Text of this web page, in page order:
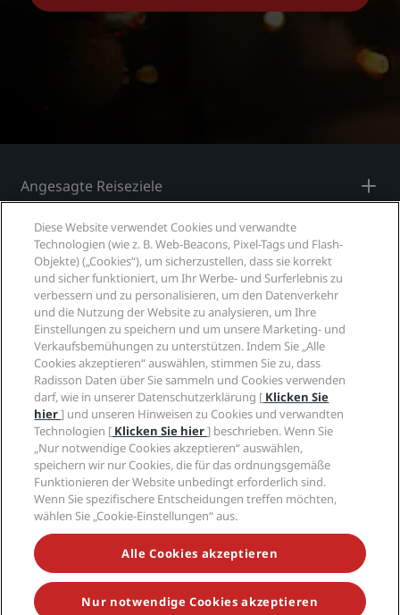
Angesagte Reiseziele
Quicklinks
Mitarbeiter der Reisebranche
Unternehmen
Rechtliches
Hilfe
Soziale Medien
Marken von Radisson Hotels
tiktokinstagram
youtubefacebook
whatsapp
pinterest
threadstwitterlinkedin
Diese Website verwendet Cookies und verwandte
Technologien (wie z. B. Web-Beacons, Pixel-Tags und Flash-
Objekte) („Cookies“), um sicherzustellen, dass sie korrekt
und sicher funktioniert, um Ihr Werbe- und Surferlebnis zu
verbessern und zu personalisieren, um den Datenverkehr
und die Nutzung der Website zu analysieren, um Ihre
Einstellungen zu speichern und um unsere Marketing- und
Verkaufsbemühungen zu unterstützen. Indem Sie „Alle
Cookies akzeptieren“ auswählen, stimmen Sie zu, dass
Radisson Daten über Sie sammeln und Cookies verwenden
darf, wie in unserer Datenschutzerklärung [ Klicken Sie
hier] und unseren Hinweisen zu Cookies und verwandten
Technologien [ Klicken Sie hier] beschrieben. Wenn Sie
„Nur notwendige Cookies akzeptieren“ auswählen,
speichern wir nur Cookies, die für das ordnungsgemäße
Funktionieren der Website unbedingt erforderlich sind.
Wenn Sie spezifischere Entscheidungen treffen möchten,
wählen Sie „Cookie-Einstellungen“ aus.
Alle Cookies akzeptieren
Nur notwendige Cookies akzeptieren